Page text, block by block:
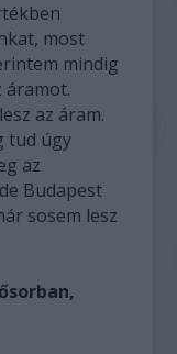
most
mindig
áramot.
az áram.
tud úgy
az
Budapest
sosem lesz